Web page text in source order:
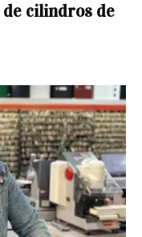
cilindros de